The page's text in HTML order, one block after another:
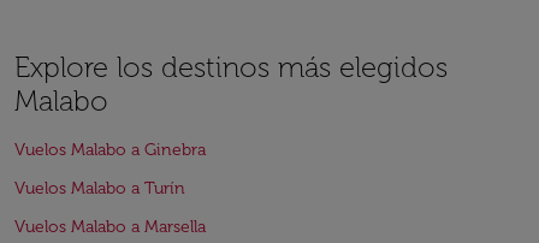
Explore los destinos más elegidos
Malabo
Vuelos Malabo a Ginebra
Vuelos Malabo a Turín
Vuelos Malabo a Marsella